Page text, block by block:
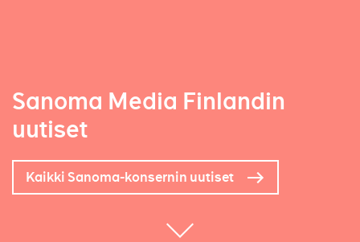
Sanoma Media Finlandin
uutiset
Kaikki Sanoma-konsernin uutiset